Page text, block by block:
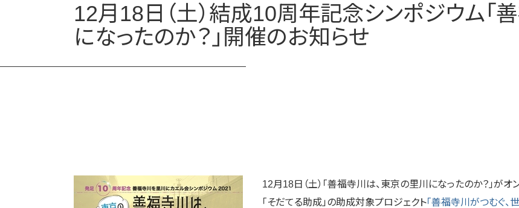
12月18日（土）結成10周年記念シンポジウム「
になったのか？」開催のお知らせ
12月18日（土）「善福寺川は、東京の里川になったのか？」が
「そだてる助成」の助成対象プロジェクト「善福寺川がつむぐ